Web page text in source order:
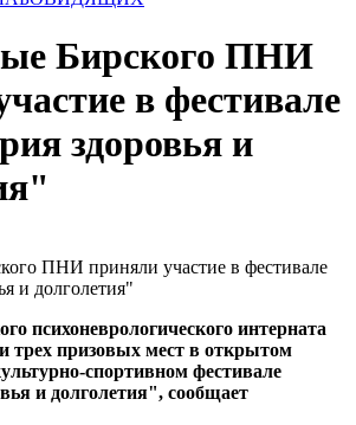
Бирского ПНИ
в фестивале
здоровья и
психоневрологического интерната
трех призовых мест в открытом
спортивном фестивале
и долголетия", сообщает